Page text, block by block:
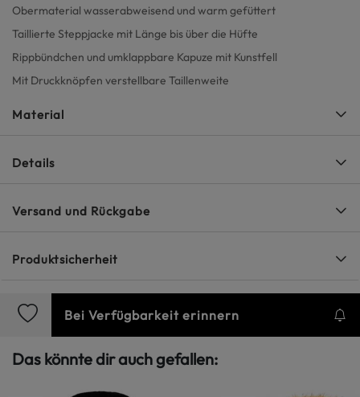
Obermaterial wasserabweisend und warm gefüttert
Taillierte Steppjacke mit Länge bis über die Hüfte
Rippbündchen und umklappbare Kapuze mit Kunstfell
Mit Druckknöpfen verstellbare Taillenweite
Material
Details
Versand und Rückgabe
Produktsicherheit
Bei Verfügbarkeit erinnern
Das könnte dir auch gefallen: